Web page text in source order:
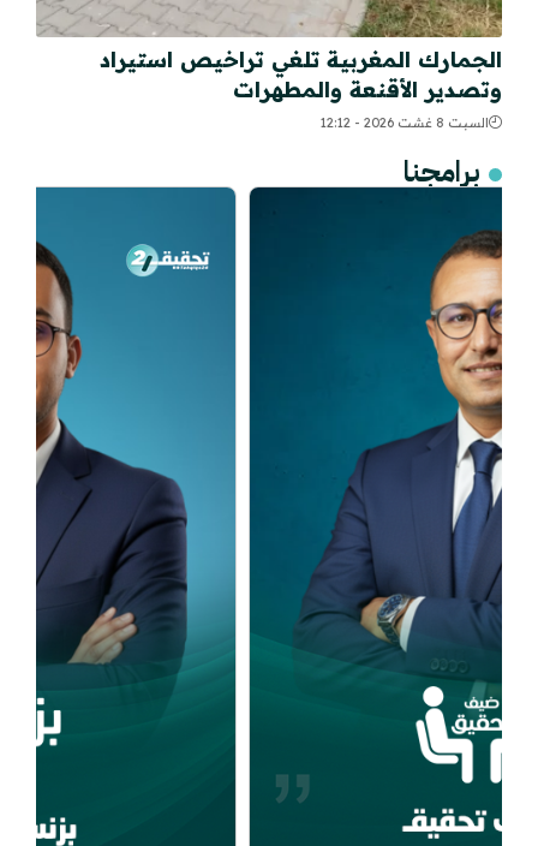
الجمارك المغربية تلغي تراخيص استيراد
وتصدير الأقنعة والمطهرات
السبت 8 غشت 2026 - 12:12
برامجنا